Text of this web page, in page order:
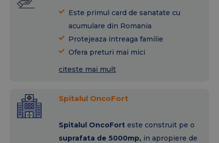
Este primul card de sanatate cu
acumulare din Romania
Protejeaza intreaga familie
Ofera preturi mai mici
citeste mai mult
Spitalul OncoFort
Spitalul OncoFort este construit pe o
suprafata de 5000mp, in apropiere de